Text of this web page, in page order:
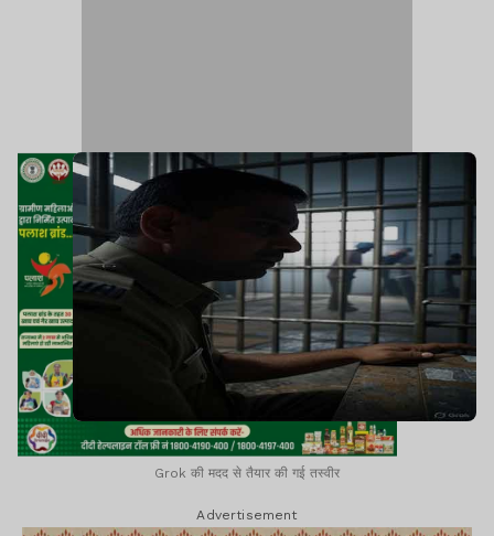
Grok की मदद से तैयार की गई तस्वीर
Advertisement